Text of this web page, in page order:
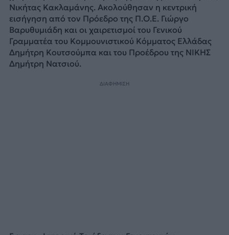
Νικήτας Κακλαμάνης. Ακολούθησαν η κεντρική
εισήγηση από τον Πρόεδρο της Π.Ο.Ε. Γιώργο
Βαρυθυμιάδη και οι χαιρετισμοί του Γενικού
Γραμματέα του Κομμουνιστικού Κόμματος Ελλάδας
Δημήτρη Κουτσούμπα και του Προέδρου της ΝΙΚΗΣ
Δημήτρη Νατσιού.
ΔΙΑΦΗΜΙΣΗ